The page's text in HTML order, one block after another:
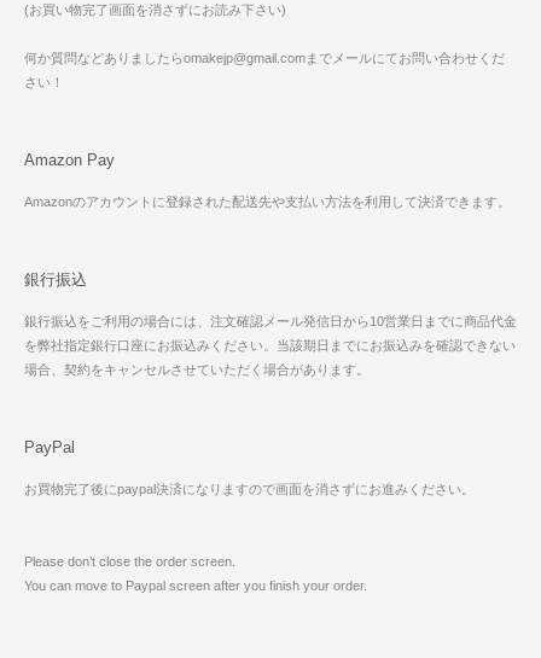
(お買い物完了画面を消さずにお読み下さい)
何か質問などありましたらomakejp@gmail.comまでメールにてお問い合わせくだ
さい！
Amazon Pay
Amazonのアカウントに登録された配送先や支払い方法を利用して決済できます。
銀行振込
銀行振込をご利用の場合には、注文確認メール発信日から10営業日までに商品代金
を弊社指定銀行口座にお振込みください。当該期日までにお振込みを確認できない
場合、契約をキャンセルさせていただく場合があります。
PayPal
お買物完了後にpaypal決済になりますので画面を消さずにお進みください。
Please don’t close the order screen.
You can move to Paypal screen after you finish your order.